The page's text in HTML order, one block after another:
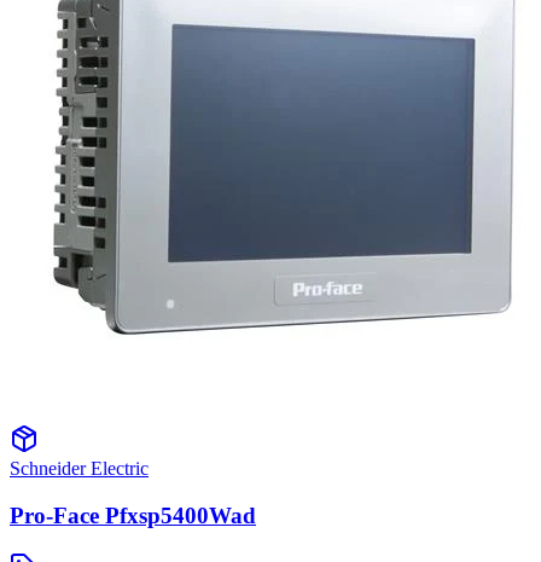
Schneider Electric
Pro-Face Pfxsp5400Wad